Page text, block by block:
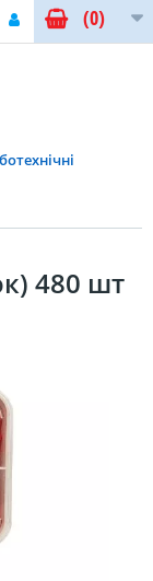
(0)
480 шт